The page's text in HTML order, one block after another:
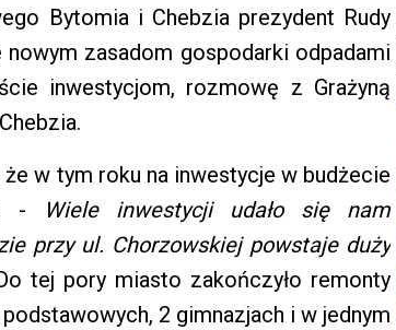
Bytomia i Chebzia prezydent Rudy
zasadom gospodarki odpadami
inwestycjom, rozmowę z Grażyną
w tym roku na inwestycje w budżecie
-
Wiele inwestycji udało się nam
przy ul. Chorzowskiej powstaje duży
tej pory miasto zakończyło remonty
2 gimnazjach i w jednym